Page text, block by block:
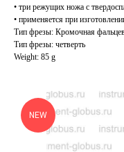
• три режущих ножа с
• применяется при
Тип фрезы: Кромочная
Тип фрезы: четверть
Weight: 85 g
NEW